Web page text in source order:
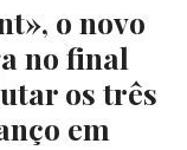
o novo
no final
os três
em